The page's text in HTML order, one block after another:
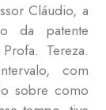
Cláudio, a
da patente
Tereza.
com
sobre como